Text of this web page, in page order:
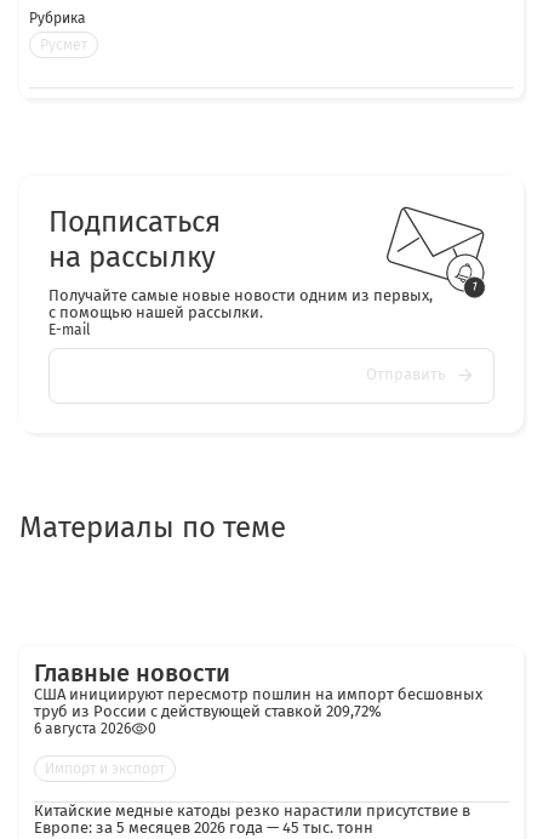
Рубрика
Русмет
Подписаться
на рассылку
Получайте самые новые новости одним из первых,
с помощью нашей рассылки.
E-mail
Отправить
Материалы по теме
Главные новости
США инициируют пересмотр пошлин на импорт бесшовных
труб из России с действующей ставкой 209,72%
6 августа 2026 0
Импорт и экспорт
Китайские медные катоды резко нарастили присутствие в
Европе: за 5 месяцев 2026 года — 45 тыс. тонн